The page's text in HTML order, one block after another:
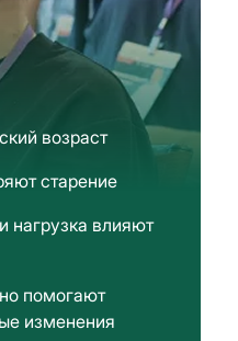
возраст
старение
нагрузка влияют
помогают
изменения